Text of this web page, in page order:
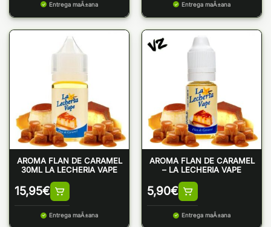
Entrega maÃ±ana Entrega maÃ±ana
AROMA FLAN DE CARAMEL
30ML LA LECHERIA VAPE
15,95€
Entrega maÃ±ana
AROMA FLAN DE CARAMEL
– LA LECHERIA VAPE
5,90€
Entrega maÃ±ana